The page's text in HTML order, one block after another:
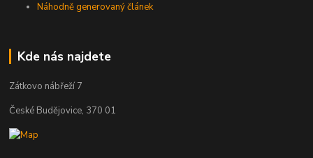
Náhodně generovaný článek
Kde nás najdete
Zátkovo nábřeží 7
České Budějovice, 370 01